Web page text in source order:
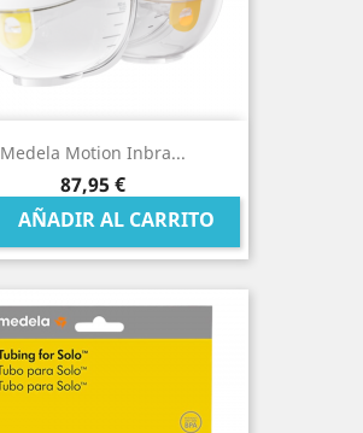
Medela Motion Inbra...
Precio
87,95 €
AÑADIR AL CARRITO